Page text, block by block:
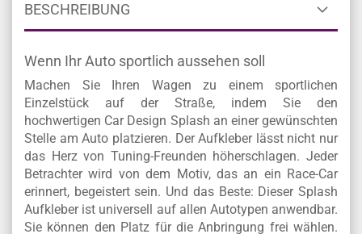
BESCHREIBUNG
Wenn Ihr Auto sportlich aussehen soll
Machen Sie Ihren Wagen zu einem sportlichen
Einzelstück auf der Straße, indem Sie den
hochwertigen Car Design Splash an einer gewünschten
Stelle am Auto platzieren. Der Aufkleber lässt nicht nur
das Herz von Tuning-Freunden höherschlagen. Jeder
Betrachter wird von dem Motiv, das an ein Race-Car
erinnert, begeistert sein. Und das Beste: Dieser Splash
Aufkleber ist universell auf allen Autotypen anwendbar.
Sie können den Platz für die Anbringung frei wählen.